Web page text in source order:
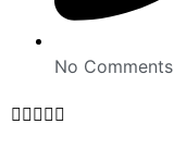
No Comments
